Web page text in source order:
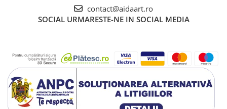
contact@aidaart.ro
SOCIAL URMARESTE-NE IN SOCIAL MEDIA